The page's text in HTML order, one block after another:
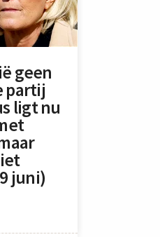
geen
partij
ligt nu
juni)